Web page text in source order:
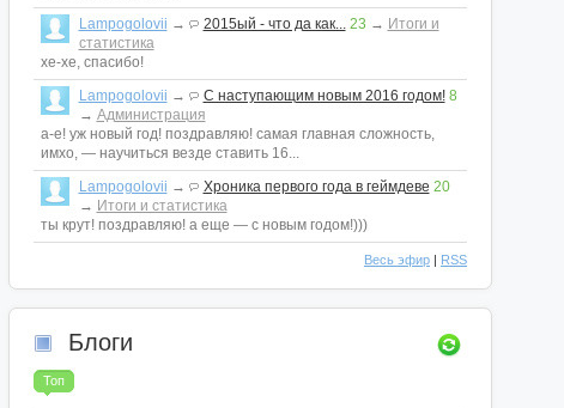
Lampogolovii → 2015ый - что да как... 23 → Итоги и
статистика
хе-хе, спасибо!
Lampogolovii → С наступающим новым 2016 годом! 8
→ Администрация
а-е! уж новый год! поздравляю! самая главная сложность,
имхо, — научиться везде ставить 16...
Lampogolovii → Хроника первого года в геймдеве 20
→ Итоги и статистика
ты крут! поздравляю! а еще — с новым годом!)))
Весь эфир| RSS
Блоги
Топ